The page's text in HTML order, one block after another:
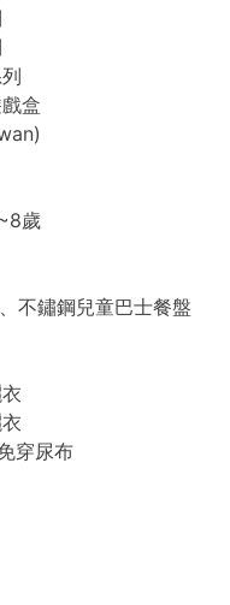
盒
歲
不鏽鋼兒童巴士餐盤
穿尿布